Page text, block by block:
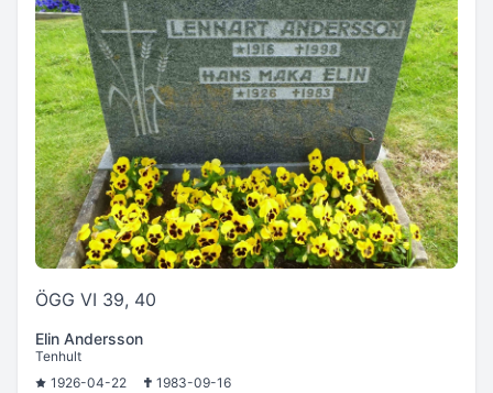
ÖGG VI 39, 40
Elin Andersson
Tenhult
1926-04-22
1983-09-16